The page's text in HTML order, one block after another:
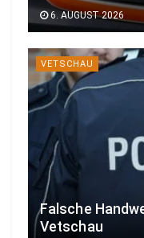
6. AUGUST 2026
VETSCHAU
Falsche
Vetschau